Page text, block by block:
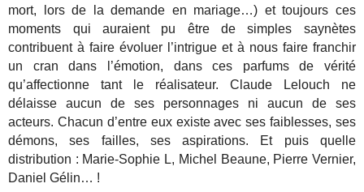
mort, lors de la demande en mariage…) et toujours ces
moments qui auraient pu être de simples saynètes
contribuent à faire évoluer l’intrigue et à nous faire franchir
un cran dans l’émotion, dans ces parfums de vérité
qu’affectionne tant le réalisateur. Claude Lelouch ne
délaisse aucun de ses personnages ni aucun de ses
acteurs. Chacun d’entre eux existe avec ses faiblesses, ses
démons, ses failles, ses aspirations. Et puis quelle
distribution : Marie-Sophie L, Michel Beaune, Pierre Vernier,
Daniel Gélin… !